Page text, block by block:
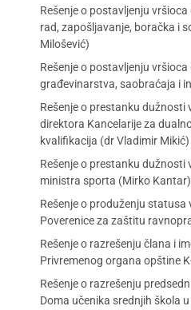
Rešenje o postavljenju
rad, zapošljavanje, boračka i
Milošević)
Rešenje o postavljenju
građevinarstva, saobraćaja i
Rešenje o prestanku
direktora Kancelarije za
kvalifikacija (dr Vladimir Mikić)
Rešenje o prestanku
ministra sporta (Mirko Kantar)
Rešenje o produženju
Poverenice za zaštitu
Rešenje o razrešenju člana i
Privremenog organa opštine
Rešenje o razrešenju
Doma učenika srednjih škola